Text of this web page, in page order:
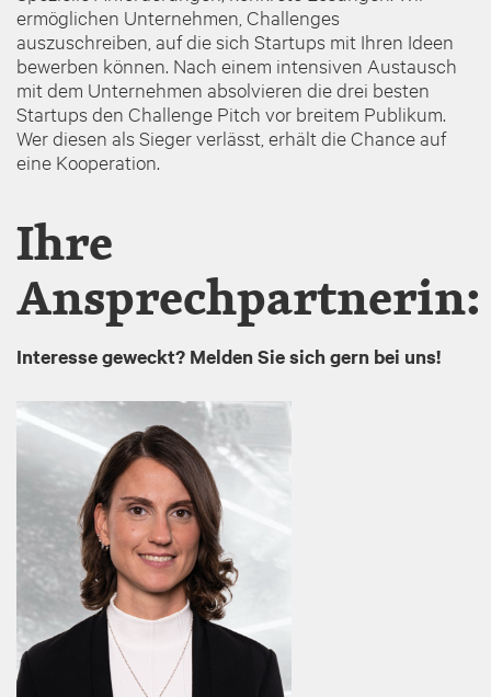
ermöglichen Unternehmen, Challenges
auszuschreiben, auf die sich Startups mit Ihren Ideen
bewerben können. Nach einem intensiven Austausch
mit dem Unternehmen absolvieren die drei besten
Startups den Challenge Pitch vor breitem Publikum.
Wer diesen als Sieger verlässt, erhält die Chance auf
eine Kooperation.
Ihre
Ansprechpartnerin:
Interesse geweckt? Melden Sie sich gern bei uns!
Image